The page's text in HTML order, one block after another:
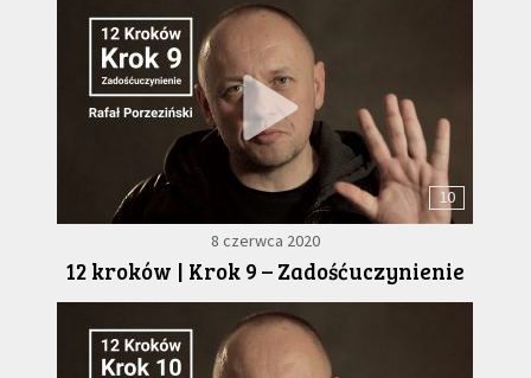
10
8 czerwca 2020
12 kroków | Krok 9 – Zadośćuczynienie